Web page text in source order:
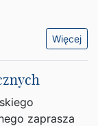
Więcej
zaprasza